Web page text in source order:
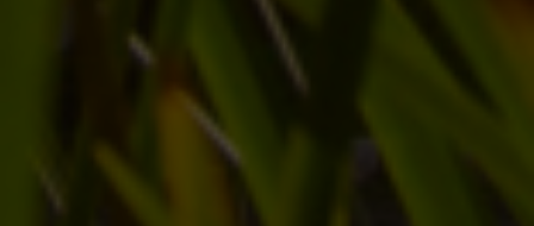
vagas a partir do 2º ano de curso